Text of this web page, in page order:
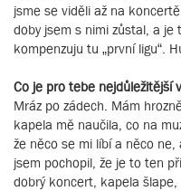
jsme se viděli až na
doby jsem s nimi zůstal, a
kompenzuju tu „první ligu“.
Co je pro tebe nejdůležitější
Mráz po zádech. Mám
kapela mě naučila, co na
že něco se mi líbí a něco
jsem pochopil, že je to ten
dobrý koncert, kapela